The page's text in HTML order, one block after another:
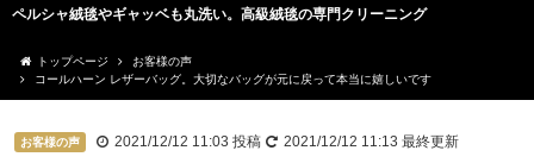
い。高級絨毯の専門クリーニング ビーズや羽根、チュールも
トップページ
お客様の声
コールハーン レザーバッグ。大切なバッグが元に戻って本当に嬉しいです
お客様の声 2021/12/12 11:03 投稿 2021/12/12 11:13 最終更新